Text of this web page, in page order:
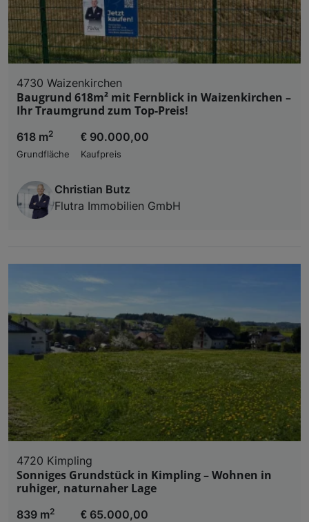
4730 Waizenkirchen
Baugrund 618m² mit Fernblick in Waizenkirchen –
Ihr Traumgrund zum Top-Preis!
618 m2
Grundfläche
€ 90.000,00
Kaufpreis
Christian Butz
Flutra Immobilien GmbH
4720 Kimpling
Sonniges Grundstück in Kimpling – Wohnen in
ruhiger, naturnaher Lage
839 m2
€ 65.000,00